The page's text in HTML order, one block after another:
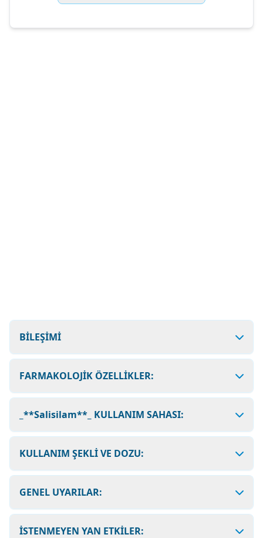
BİLEŞİMİ
FARMAKOLOJİK ÖZELLİKLER:
_**Salisilam**_ KULLANIM SAHASI:
KULLANIM ŞEKLİ VE DOZU:
GENEL UYARILAR:
İSTENMEYEN YAN ETKİLER: